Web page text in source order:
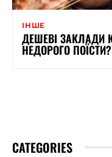
ІНШЕ
ДЕШЕВІ ЗАКЛАДИ
НЕДОРОГО ПОЇСТИ?
CATEGORIES